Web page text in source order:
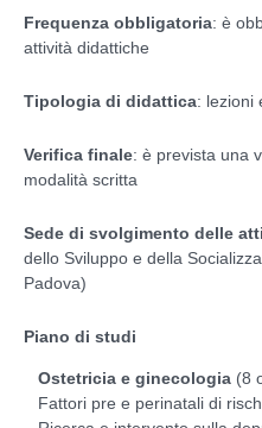
Frequenza obbligatoria: è
attività didattiche
Tipologia di didattica: lezioni
Verifica finale: è prevista una
modalità scritta
Sede di svolgimento delle
dello Sviluppo e della
Padova)
Piano di studi
Ostetricia e ginecologia (8
Fattori pre e perinatali di